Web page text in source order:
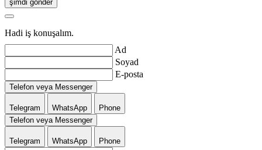
şimdi gönder
Hadi iş konuşalım.
Ad
Soyad
E-posta
Telefon veya Messenger
Telegram WhatsApp
Phone
Telefon veya Messenger
Telegram WhatsApp Phone